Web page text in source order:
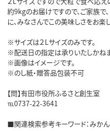
約9kgのお届けですので、ご家族で
に、みなさんでこの美味しさをお楽
※サイズは２Lサイズのみです。
※配送日の指定は承りいたしかねま
※画像はイメージです。
※のし紙・贈答品包装不可
【問】有田市役所ふるさと創生室
℡0737-22-3641
■関連検索参考キーワード：みか